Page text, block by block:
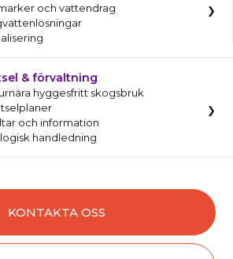
och vattendrag
& förvaltning
hyggesfritt skogsbruk
och information
handledning
KONTAKTA OSS